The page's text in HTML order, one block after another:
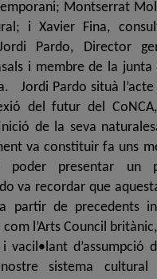
Montserrat
i Xavier Fina,
Pardo, Director
i membre de la
Jordi Pardo situà l’acte
del futur del
de la seva
va constituir fa uns
presentar un
va recordar que
partir de precedents
l’Arts Council
vacil•lant d’assumpció
sistema cultural